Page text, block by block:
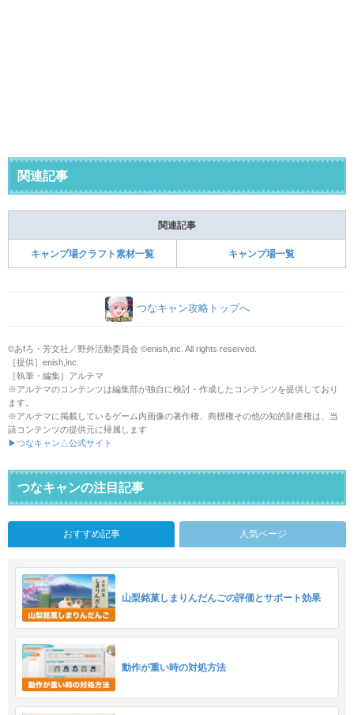
関連記事
関連記事
キャンプ場クラフト素材一覧 キャンプ場一覧
つなキャン攻略トップへ
©あfろ・芳文社／野外活動委員会 ©enish,inc. All rights reserved.
［提供］enish,inc.
［執筆・編集］アルテマ
※アルテマのコンテンツは編集部が独自に検討・作成したコンテンツを提供しており
ます。
※アルテマに掲載しているゲーム内画像の著作権、商標権その他の知的財産権は、当
該コンテンツの提供元に帰属します
▶つなキャン△公式サイト
つなキャンの注目記事
おすすめ記事 人気ページ
山梨銘菓しまりんだんごの評価とサポート効果
動作が重い時の対処方法